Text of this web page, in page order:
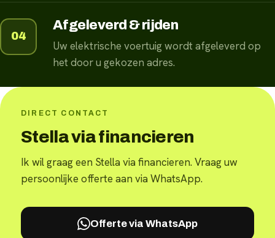
04
Afgeleverd & rijden
Uw elektrische voertuig wordt afgeleverd op
het door u gekozen adres.
DIRECT CONTACT
Stella via financieren
Ik wil graag een Stella via financieren. Vraag uw
persoonlijke offerte aan via WhatsApp.
Offerte via WhatsApp